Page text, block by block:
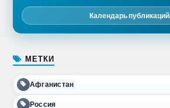
Календарь публикаций
МЕТКИ
Афганистан
Россия